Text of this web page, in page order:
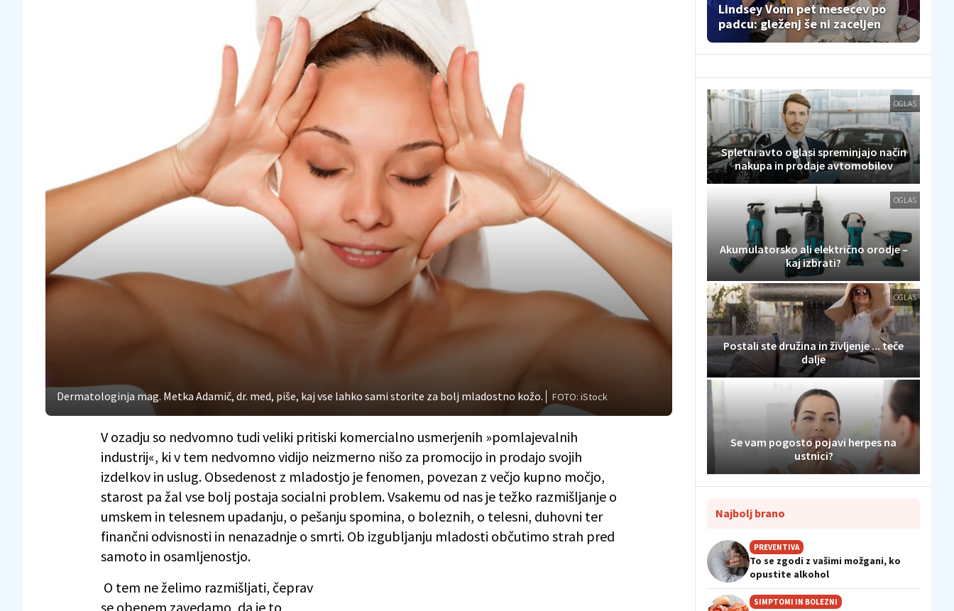
Dermatologinja mag. Metka Adamič, dr. med, piše, kaj vse lahko sami storite za bolj mladostno kožo. FOTO: iStock
V ozadju so nedvomno tudi veliki pritiski komercialno usmerjenih »pomlajevalnih
industrij«, ki v tem nedvomno vidijo neizmerno nišo za promocijo in prodajo svojih
izdelkov in uslug. Obsedenost z mladostjo je fenomen, povezan z večjo kupno močjo,
starost pa žal vse bolj postaja socialni problem. Vsakemu od nas je težko razmišljanje o
umskem in telesnem upadanju, o pešanju spomina, o boleznih, o telesni, duhovni ter
finančni odvisnosti in nenazadnje o smrti. Ob izgubljanju mladosti občutimo strah pred
samoto in osamljenostjo.
O tem ne želimo razmišljati, čeprav
se obenem zavedamo, da je to
Lindsey Vonn pet mesecev po
padcu: gleženj še ni zaceljen
OGLAS
Spletni avto oglasi spreminjajo način
nakupa in prodaje avtomobilov
OGLAS
Akumulatorsko ali električno orodje –
kaj izbrati?
OGLAS
Postali ste družina in življenje ... teče
dalje
Se vam pogosto pojavi herpes na
ustnici?
Najbolj brano
PREVENTIVA
To se zgodi z vašimi možgani, ko
opustite alkohol
SIMPTOMI IN BOLEZNI